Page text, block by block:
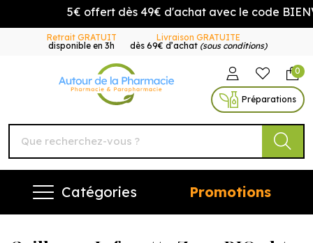
5€ offert dès 49€ d'achat avec le code
Retrait GRATUIT
disponible en 3h
Livraison GRATUITE
dès 69€ d’achat (sous conditions)
Autour de la Pharmacie
0
Préparations
Catégories Promotions